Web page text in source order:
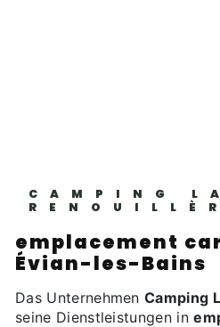
CAMPING
emplacement
Évian-les-Bains
Das UnternehmenCamping
seine Dienstleistungen in